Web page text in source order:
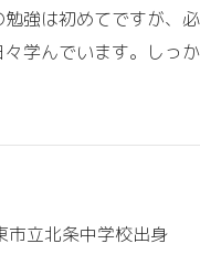
強は初めてですが、
学んでいます。しっ
立北条中学校出身